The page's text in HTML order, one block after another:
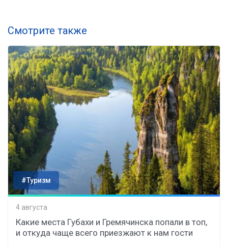
Смотрите также
#Туризм
4 августа
Какие места Губахи и Гремячинска попали в топ,
и откуда чаще всего приезжают к нам гости